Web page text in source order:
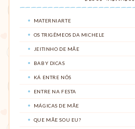
MATERNIARTE
OS TRIGÊMEOS DA MICHELE
JEITINHO DE MÃE
BABY DICAS
KÁ ENTRE NÓS
ENTRE NA FESTA
MÁGICAS DE MÃE
QUE MÃE SOU EU?